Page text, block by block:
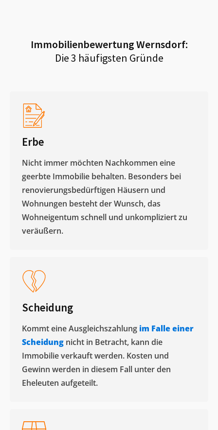
ImmobilienbewertungWernsdorf:
Die 3 häufigsten Gründe
Erbe
Nicht immer möchten Nachkommen eine
geerbte Immobilie behalten. Besonders bei
renovierungsbedürftigen Häusern und
Wohnungen besteht der Wunsch, das
Wohneigentum schnell und unkompliziert zu
veräußern. ​
Scheidung
Kommt eine Ausgleichszahlung im Falle einer
Scheidung nicht in Betracht, kann die
Immobilie verkauft werden. Kosten und
Gewinn werden in diesem Fall unter den
Eheleuten aufgeteilt.​